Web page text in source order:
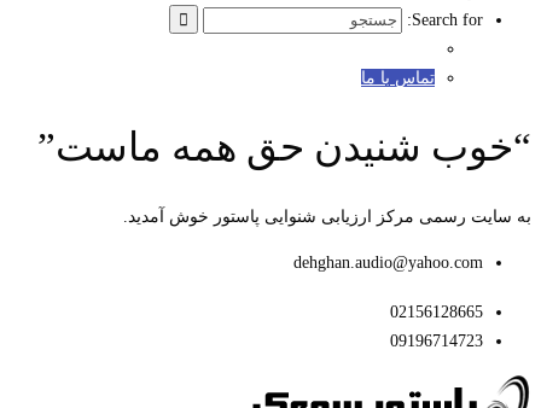
Search for:
تماس با ما
“خوب شنیدن حق همه ماست”
به سایت رسمی مرکز ارزیابی شنوایی پاستور خوش آمدید.
dehghan.audio@yahoo.com
02156128665
09196714723